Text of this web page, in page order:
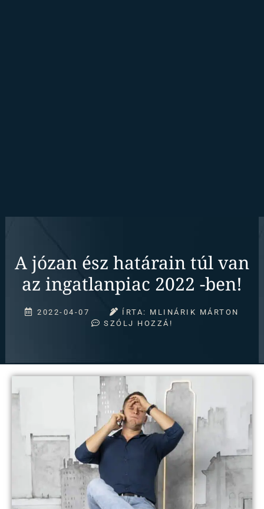
A józan ész határain túl van
az ingatlanpiac 2022 -ben!
2022-04-07 ÍRTA: MLINÁRIK MÁRTON
SZÓLJ HOZZÁ!